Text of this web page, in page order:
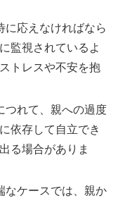
に応えなければなら
監視されているよ
トレスや不安を抱
つれて、親への過度
依存して自立でき
る場合がありま
なケースでは、親か